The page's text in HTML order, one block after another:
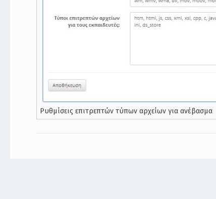
Ρυθμίσεις επιτρεπτών τύπων αρχείων για ανέβασμα